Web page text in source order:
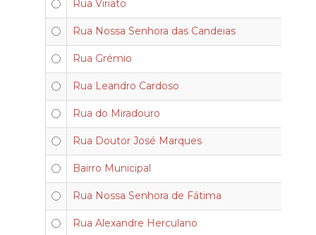
Rua Viriato
Rua Nossa Senhora das Candeias
Rua Grémio
Rua Leandro Cardoso
Rua do Miradouro
Rua Doutor José Marques
Bairro Municipal
Rua Nossa Senhora de Fátima
Rua Alexandre Herculano